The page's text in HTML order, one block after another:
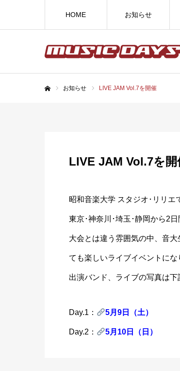
HOME お知らせ
お知らせ LIVE JAM Vol.7を開催
LIVE JAM Vol.7を開
昭和音楽大学 スタジオ･リリエ
東京･神奈川･埼玉･静岡から2
大会とは違う雰囲気の中、音
ても楽しいライブイベントにな
出演バンド、ライブの写真は下
Day.1： 5月9日（土）
Day.2： 5月10日（日）